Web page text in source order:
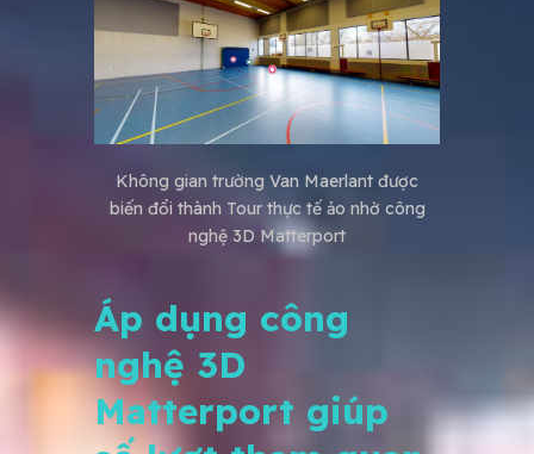
Không gian trường Van Maerlant được
biến đổi thành Tour thực tế ảo nhờ công
nghệ 3D Matterport
Áp dụng công
nghệ 3D
Matterport giúp